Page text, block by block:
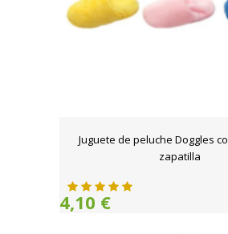
Juguete de peluche Doggles
zapatilla
4,10 €